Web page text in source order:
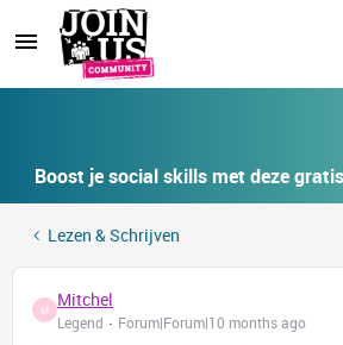
Boost je social skills met deze
Lezen & Schrijven
M Mitchel
Legend Forum|Forum|10 months ago